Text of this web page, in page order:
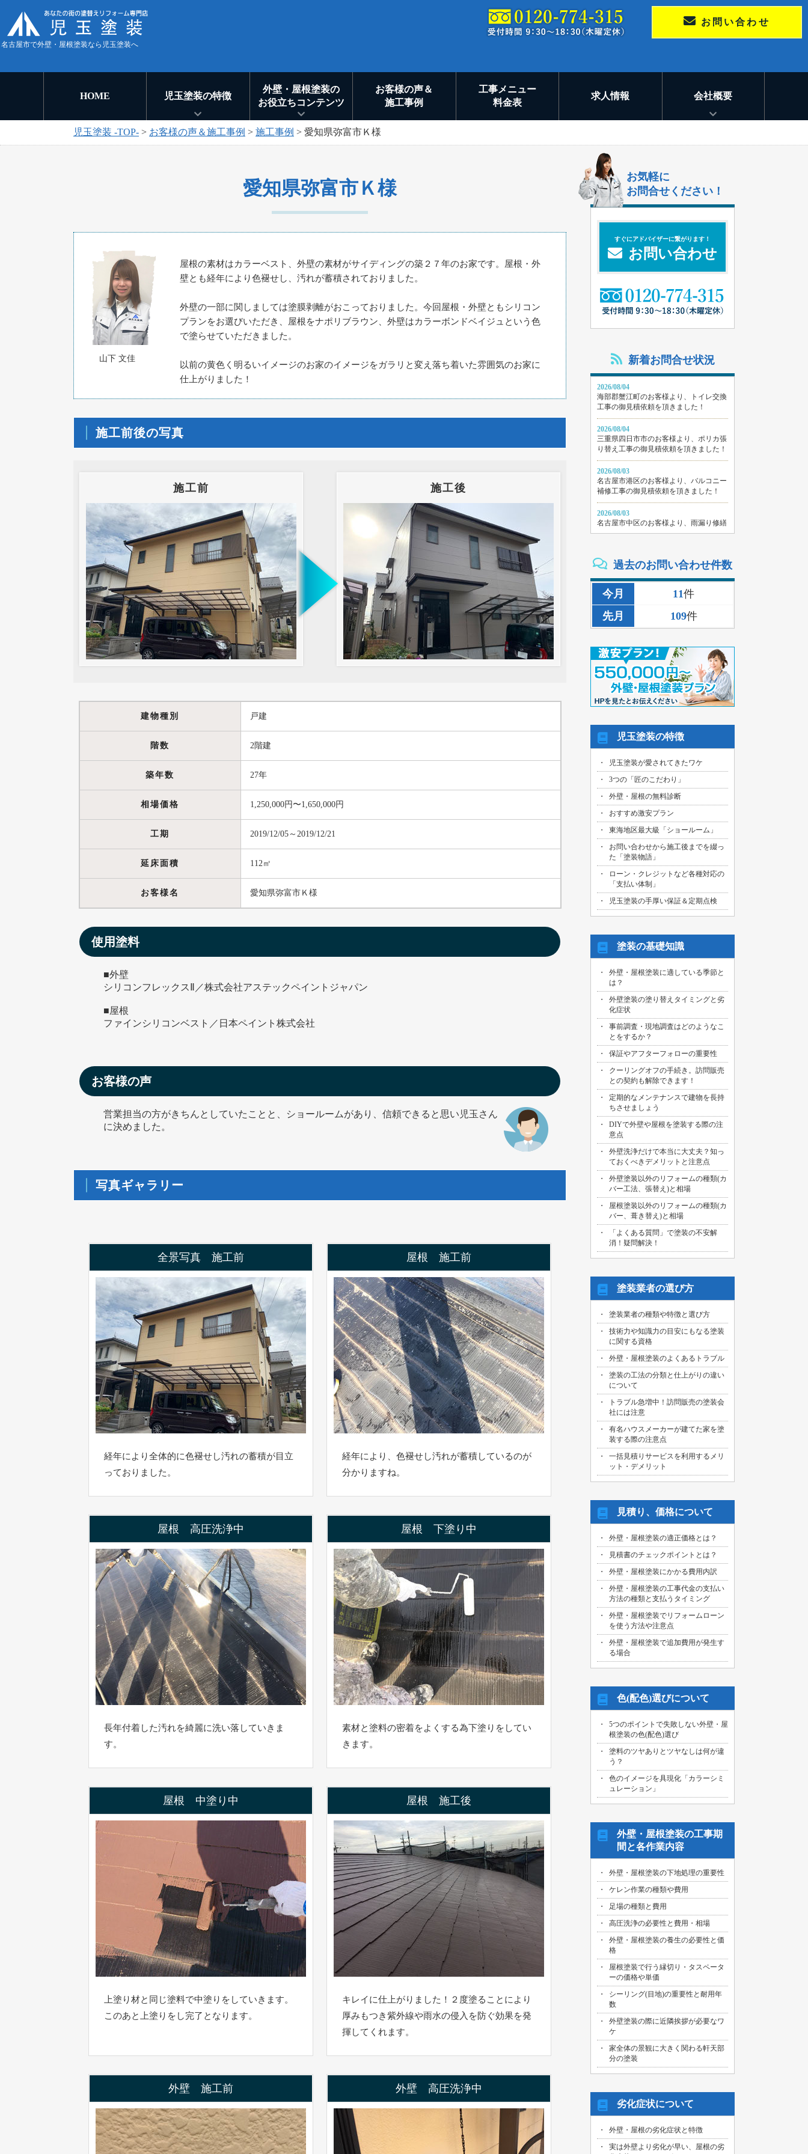
名古屋市で外壁・屋根塗装なら児玉塗装へ
お問い合わせ
HOME 児玉塗装の特徴
外壁・屋根塗装の
お役立ちコンテンツ
お客様の声＆
施工事例
工事メニュー
料金表
求人情報 会社概要
児玉塗装 -TOP- > お客様の声＆施工事例 > 施工事例 > 愛知県弥富市Ｋ様
愛知県弥富市Ｋ様
山下 文佳
屋根の素材はカラーベスト、外壁の素材がサイディングの築２７年のお家です。屋根・外
壁とも経年により色褪せし、汚れが蓄積されておりました。
外壁の一部に関しましては塗膜剥離がおこっておりました。今回屋根・外壁ともシリコン
プランをお選びいただき、屋根をナポリブラウン、外壁はカラーボンドベイジュという色
で塗らせていただきました。
以前の黄色く明るいイメージのお家のイメージをガラリと変え落ち着いた雰囲気のお家に
仕上がりました！
施工前後の写真
施工前 施工後
建物種別 戸建
階数 2階建
築年数 27年
相場価格 1,250,000円〜1,650,000円
工期 2019/12/05～2019/12/21
延床面積 112㎡
お客様名 愛知県弥富市Ｋ様
使用塗料
■外壁
シリコンフレックスⅡ／株式会社アステックペイントジャパン
■屋根
ファインシリコンベスト／日本ペイント株式会社
お客様の声
営業担当の方がきちんとしていたことと、ショールームがあり、信頼できると思い児玉さん
に決めました。
写真ギャラリー
全景写真 施工前
経年により全体的に色褪せし汚れの蓄積が目立
っておりました。
屋根 施工前
経年により、色褪せし汚れが蓄積しているのが
分かりますね。
屋根 高圧洗浄中
長年付着した汚れを綺麗に洗い落していきま
す。
屋根 下塗り中
素材と塗料の密着をよくする為下塗りをしてい
きます。
屋根 中塗り中
上塗り材と同じ塗料で中塗りをしていきます。
このあと上塗りをし完了となります。
屋根 施工後
キレイに仕上がりました！２度塗ることにより
厚みもつき紫外線や雨水の侵入を防ぐ効果を発
揮してくれます。
外壁 施工前 外壁 高圧洗浄中
お気軽に
お問合せください！
すぐにアドバイザーに繋がります！
お問い合わせ
新着お問合せ状況
2026/08/04
海部郡蟹江町のお客様より、トイレ交換
工事の御見積依頼を頂きました！
2026/08/04
三重県四日市市のお客様より、ポリカ張
り替え工事の御見積依頼を頂きました！
2026/08/03
名古屋市港区のお客様より、バルコニー
補修工事の御見積依頼を頂きました！
2026/08/03
名古屋市中区のお客様より、雨漏り修繕
工事の御見積依頼を頂きました！
三重県いなべ市のお客様より、外壁その
頂きました！
2026/08/02
名古屋市名東区のお客様より、雨漏り補
修工事の御見積依頼を頂きました！
2026/08/01
名古屋市千種区のお客様より、外壁その
他塗装工事の御見積依頼を頂きました！
2026/08/01
名古屋市中川区のお客様より、雨漏れ修
2026/08/01
名古屋市名東区のお客様より、換気ファ
2026/08/01
名古屋市東区のお客様より、外壁その他
塗装工事の御見積依頼を頂きました！
2026/08/01
名古屋市天白区のお客様より、屋根外壁
その他塗装、ベランダ防水工事の御見積
依頼を頂きました！
2026/07/31
名古屋市東区のお客様より、原状回復工
事の御見積依頼を頂きました！
2026/07/31
2026/07/31
塗装工事の御見積依頼を頂きました！
2026/07/31
名古屋市守山区のお客様より、屋根塗装
工事の御見積依頼を頂きました！
2026/07/29
愛知県知多市のお客様より、外壁塗装・
ベランダ防水工事の御見積依頼を頂きま
した！
2026/07/29
名古屋市中川区のお客様より、外壁その
他塗装工事の御見積依頼を頂きました！
2026/07/31
海部郡大治町のお客様より、屋根・外壁
その他塗装工事の御見積依頼を頂きまし
た！
2026/07/30
名古屋市名東区のお客様より、屋上バル
コニー防水工事の御見積依頼を頂きまし
た！
2026/07/29
名古屋市千種区のお客様より、エントラ
ンス雨漏り修繕工事の御見積依頼を頂き
過去のお問い合わせ件数
今月 11件
先月
109件
児玉塗装の特徴
児玉塗装が愛されてきたワケ
3つの「匠のこだわり」
外壁・屋根の無料診断
おすすめ激安プラン
東海地区最大級「ショールーム」
お問い合わせから施工後までを綴っ
た「塗装物語」
ローン・クレジットなど各種対応の
「支払い体制」
児玉塗装の手厚い保証＆定期点検
塗装の基礎知識
外壁・屋根塗装に適している季節と
は？
外壁塗装の塗り替えタイミングと劣
化症状
事前調査・現地調査はどのようなこ
とをするか？
保証やアフターフォローの重要性
クーリングオフの手続き。訪問販売
との契約も解除できます！
定期的なメンテナンスで建物を長持
ちさせましょう
DIYで外壁や屋根を塗装する際の注
意点
外壁洗浄だけで本当に大丈夫？知っ
ておくべきデメリットと注意点
外壁塗装以外のリフォームの種類(カ
バー工法、張替え)と相場
屋根塗装以外のリフォームの種類(カ
バー、葺き替え)と相場
「よくある質問」で塗装の不安解
消！疑問解決！
塗装業者の選び方
塗装業者の種類や特徴と選び方
技術力や知識力の目安にもなる塗装
に関する資格
外壁・屋根塗装のよくあるトラブル
塗装の工法の分類と仕上がりの違い
について
トラブル急増中！訪問販売の塗装会
社には注意
有名ハウスメーカーが建てた家を塗
装する際の注意点
一括見積りサービスを利用するメリ
ット・デメリット
見積り、価格について
外壁・屋根塗装の適正価格とは？
見積書のチェックポイントとは？
外壁・屋根塗装にかかる費用内訳
外壁・屋根塗装の工事代金の支払い
方法の種類と支払うタイミング
外壁・屋根塗装でリフォームローン
を使う方法や注意点
外壁・屋根塗装で追加費用が発生す
る場合
色(配色)選びについて
5つのポイントで失敗しない外壁・屋
根塗装の色(配色)選び
塗料のツヤありとツヤなしは何が違
う？
色のイメージを具現化「カラーシミ
ュレーション」
外壁・屋根塗装の工事期
間と各作業内容
外壁・屋根塗装の下地処理の重要性
ケレン作業の種類や費用
足場の種類と費用
高圧洗浄の必要性と費用・相場
外壁・屋根塗装の養生の必要性と価
格
屋根塗装で行う縁切り・タスペータ
ーの価格や単価
シーリング(目地)の重要性と耐用年
数
外壁塗装の際に近隣挨拶が必要なワ
ケ
家全体の景観に大きく関わる軒天部
分の塗装
劣化症状について
外壁・屋根の劣化症状と特徴
実は外壁より劣化が早い、屋根の劣